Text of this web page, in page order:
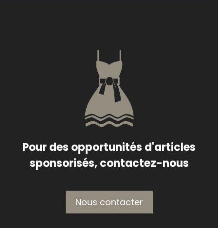
Pour des opportunités d'articles
sponsorisés, contactez-nous
Nous contacter